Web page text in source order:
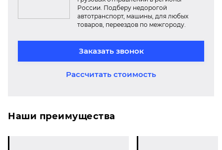
России. Подберу недорогой
автотранспорт, машины, для любых
товаров, переездов по межгороду.
Заказать звонок
Рассчитать стоимость
Наши преимущества